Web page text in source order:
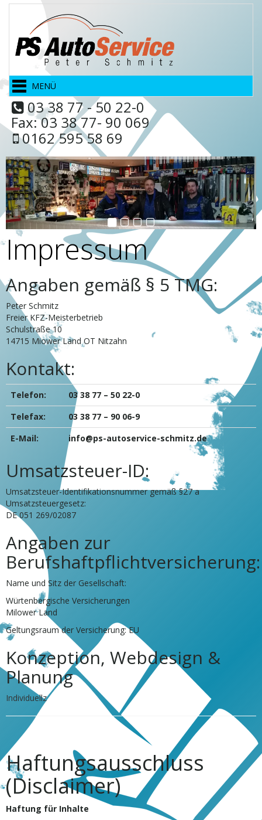
MENÜ
03 38 77 - 50 22-0
Fax: 03 38 77- 90 069
0162 595 58 69
Impressum
Angaben gemäß § 5 TMG:
Peter Schmitz
Freier KFZ-Meisterbetrieb
Schulstraße 10
14715 Miower Land OT Nitzahn
Kontakt:
Telefon:
03 38 77 – 50 22-0
Telefax:
03 38 77 – 90 06-9
E-Mail:
info@ps-autoservice-schmitz.de
Umsatzsteuer-ID:
Umsatzsteuer-Identifikationsnummer gemäß §27 a
Umsatzsteuergesetz:
DE 051 269/02087
Angaben zur
Berufshaftpflichtversicherung:
Name und Sitz der Gesellschaft:
Würtenbergische Versicherungen
Milower Land
Geltungsraum der Versicherung: EU
Konzeption, Webdesign &
Planung
Individuellz
Haftungsausschluss
(Disclaimer)
Haftung für Inhalte